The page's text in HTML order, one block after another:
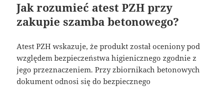
Jak rozumieć atest PZH przy
zakupie szamba betonowego?
Atest PZH wskazuje, że produkt został oceniony pod
względem bezpieczeństwa higienicznego zgodnie z
jego przeznaczeniem. Przy zbiornikach betonowych
dokument odnosi się do bezpiecznego